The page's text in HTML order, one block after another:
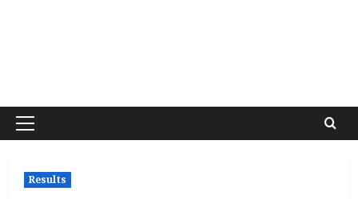
Primary
Results